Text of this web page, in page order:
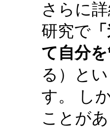
さらに
研究で「
て自分
る）と
す。 し
ことが